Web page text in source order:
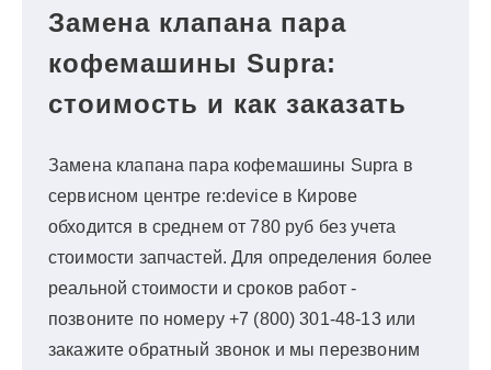
Замена клапана пара
кофемашины Supra:
стоимость и как заказать
Замена клапана пара кофемашины Supra в
сервисном центре re:device в Кирове
обходится в среднем от 780 руб без учета
стоимости запчастей. Для определения более
реальной стоимости и сроков работ -
позвоните по номеру +7 (800) 301-48-13 или
закажите обратный звонок и мы перезвоним